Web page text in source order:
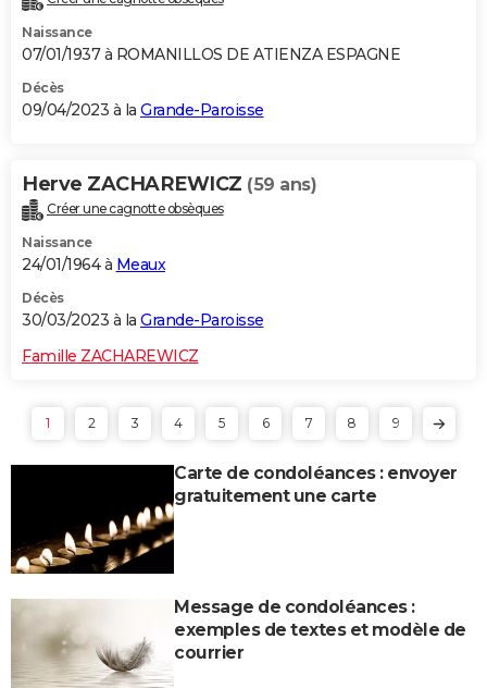
Naissance
07/01/1937 à ROMANILLOS DE ATIENZA ESPAGNE
Décès
09/04/2023 à la Grande-Paroisse
Herve ZACHAREWICZ (59 ans)
Créer une cagnotte obsèques
Naissance
24/01/1964 à Meaux
Décès
30/03/2023 à la Grande-Paroisse
Famille ZACHAREWICZ
1 2 3 4 5 6 7 8 9
Carte de condoléances : envoyer
gratuitement une carte
Message de condoléances :
exemples de textes et modèle de
courrier